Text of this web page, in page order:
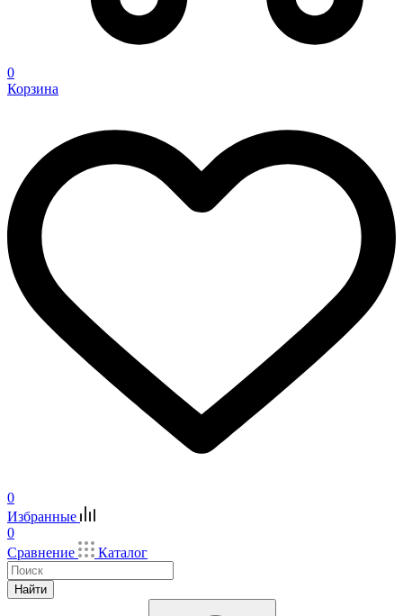
0
Корзина
0
Избранные
0
Сравнение
Каталог
Найти